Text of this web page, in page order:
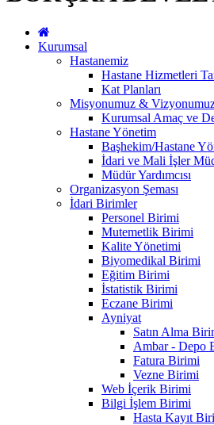
Kurumsal
Hastanemiz
Hastane Hizmetleri
Kat Planları
Misyonumuz &
Kurumsal Amaç ve
Hastane Yönetim
Başhekim/Hastane
İdari ve Mali İşler
Müdür Yardımcısı
Organizasyon Şeması
İdari Birimler
Personel Birimi
Mutemetlik Birimi
Kalite Yönetimi
Biyomedikal Birimi
Eğitim Birimi
İstatistik Birimi
Eczane Birimi
Ayniyat
Satın Alma
Ambar - Depo
Fatura Birimi
Vezne Birimi
Web İçerik Birimi
Bilgi İşlem Birimi
Hasta Kayıt